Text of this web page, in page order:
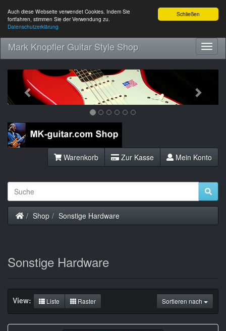
Schließen
Auch diese Webseite verwendet Cookies. Indem Sie
fortfahren, stimmen Sie der Verwendung zu.
Datenschutzerklärung
Mark Knopfler Guitar Style Shop
Previous
Warenkorb Zur Kasse Mein Konto
Startseite
Shop Sonstige Hardware
Sonstige Hardware
Sortieren nach
View: Liste Raster